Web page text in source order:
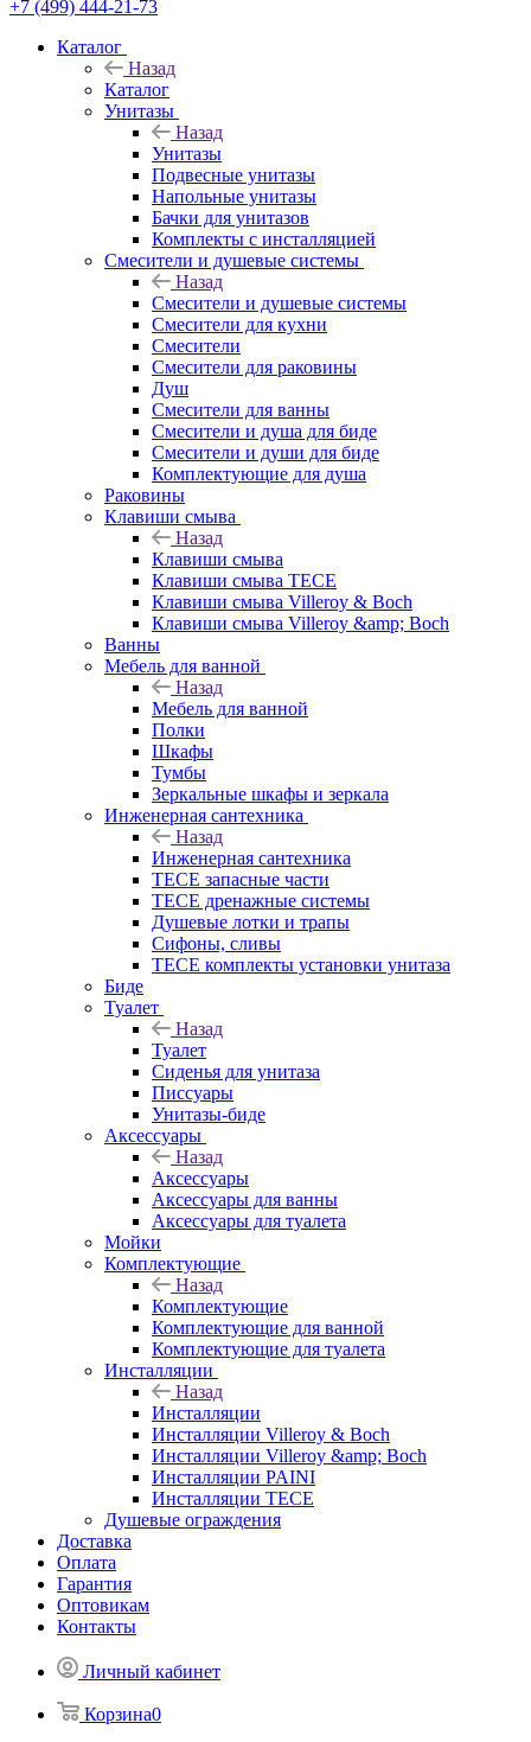
+7 (499) 444-21-73
Каталог
Назад
Каталог
Унитазы
Назад
Унитазы
Подвесные унитазы
Напольные унитазы
Бачки для унитазов
Комплекты с инсталляцией
Смесители и душевые системы
Назад
Смесители и душевые системы
Смесители для кухни
Смесители
Смесители для раковины
Душ
Смесители для ванны
Смесители и душа для биде
Смесители и души для биде
Комплектующие для душа
Раковины
Клавиши смыва
Назад
Клавиши смыва
Клавиши смыва TECE
Клавиши смыва Villeroy & Boch
Клавиши смыва Villeroy &amp; Boch
Ванны
Мебель для ванной
Назад
Мебель для ванной
Полки
Шкафы
Тумбы
Зеркальные шкафы и зеркала
Инженерная сантехника
Назад
Инженерная сантехника
TECE запасные части
TECE дренажные системы
Душевые лотки и трапы
Сифоны, сливы
TECE комплекты установки унитаза
Биде
Туалет
Назад
Туалет
Сиденья для унитаза
Писсуары
Унитазы-биде
Аксессуары
Назад
Аксессуары
Аксессуары для ванны
Аксессуары для туалета
Мойки
Комплектующие
Назад
Комплектующие
Комплектующие для ванной
Комплектующие для туалета
Инсталляции
Назад
Инсталляции
Инсталляции Villeroy & Boch
Инсталляции Villeroy &amp; Boch
Инсталляции PAINI
Инсталляции TECE
Душевые ограждения
Доставка
Оплата
Гарантия
Оптовикам
Контакты
Личный кабинет
Корзина0